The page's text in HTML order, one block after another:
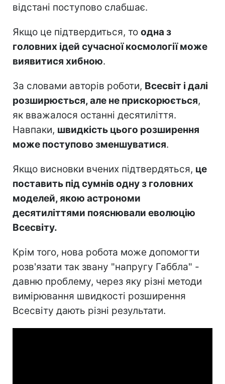
відстані поступово слабшає.
Якщо це підтвердиться, то одна з
головних ідей сучасної космології може
виявитися хибною.
За словами авторів роботи, Всесвіт і далі
розширюється, але не прискорюється,
як вважалося останні десятиліття.
Навпаки, швидкість цього розширення
може поступово зменшуватися.
Якщо висновки вчених підтвердяться, це
поставить під сумнів одну з головних
моделей, якою астрономи
десятиліттями пояснювали еволюцію
Всесвіту.
Крім того, нова робота може допомогти
розв'язати так звану "напругу Габбла" -
давню проблему, через яку різні методи
вимірювання швидкості розширення
Всесвіту дають різні результати.